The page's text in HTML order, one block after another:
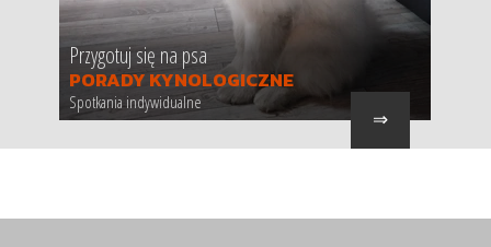
⇒
Przygotuj się na psa
PORADY KYNOLOGICZNE
Spotkania indywidualne